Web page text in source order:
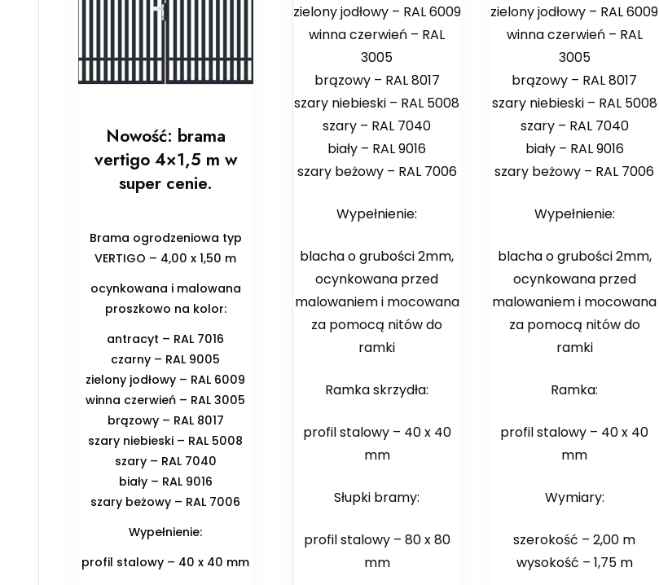
zielony jodłowy – RAL 6009
winna czerwień – RAL
3005
brązowy – RAL 8017
szary niebieski – RAL 5008
szary – RAL 7040
biały – RAL 9016
szary beżowy – RAL 7006
Wypełnienie:
blacha o grubości 2mm,
ocynkowana przed
malowaniem i mocowana
za pomocą nitów do
ramki
Ramka skrzydła:
profil stalowy – 40 x 40
mm
Słupki bramy:
profil stalowy – 80 x 80
mm
zielony jodłowy – RAL 6009
winna czerwień – RAL
3005
brązowy – RAL 8017
szary niebieski – RAL 5008
szary – RAL 7040
biały – RAL 9016
szary beżowy – RAL 7006
Wypełnienie:
blacha o grubości 2mm,
ocynkowana przed
malowaniem i mocowana
za pomocą nitów do
ramki
Ramka:
profil stalowy – 40 x 40
mm
Wymiary:
szerokość – 2,00 m
wysokość – 1,75 m
Nowość: brama
vertigo 4×1,5 m w
super cenie.
Brama ogrodzeniowa typ
VERTIGO – 4,00 x 1,50 m
ocynkowana i malowana
proszkowo na kolor:
antracyt – RAL 7016
czarny – RAL 9005
zielony jodłowy – RAL 6009
winna czerwień – RAL 3005
brązowy – RAL 8017
szary niebieski – RAL 5008
szary – RAL 7040
biały – RAL 9016
szary beżowy – RAL 7006
Wypełnienie:
profil stalowy – 40 x 40 mm